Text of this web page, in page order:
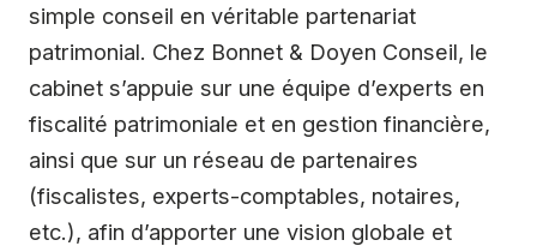
simple conseil en véritable partenariat
patrimonial. Chez Bonnet & Doyen Conseil, le
cabinet s’appuie sur une équipe d’experts en
fiscalité patrimoniale et en gestion financière,
ainsi que sur un réseau de partenaires
(fiscalistes, experts-comptables, notaires,
etc.), afin d’apporter une vision globale et